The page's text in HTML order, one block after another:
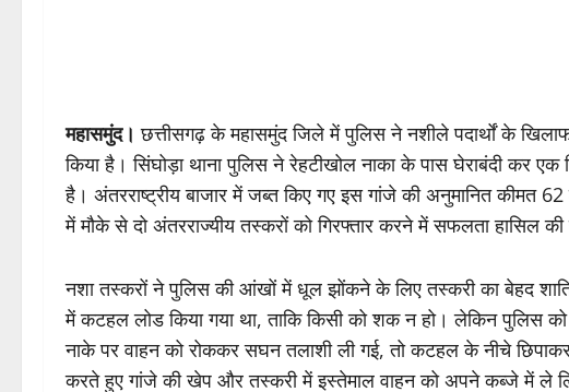
महासमुंद। छत्तीसगढ़ के महासमुंद जिले में पुलिस ने नशीले पदार्थों के
किया है। सिंघोड़ा थाना पुलिस ने रेहटीखोल नाका के पास घेराबंदी कर
है। अंतरराष्ट्रीय बाजार में जब्त किए गए इस गांजे की अनुमानित कीमत
में मौके से दो अंतरराज्यीय तस्करों को गिरफ्तार करने में सफलता हासिल की
नशा तस्करों ने पुलिस की आंखों में धूल झोंकने के लिए तस्करी का बेहद
में कटहल लोड किया गया था, ताकि किसी को शक न हो। लेकिन पुलिस
नाके पर वाहन को रोककर सघन तलाशी ली गई, तो कटहल के नीचे
करते हुए गांजे की खेप और तस्करी में इस्तेमाल वाहन को अपने कब्जे में ले